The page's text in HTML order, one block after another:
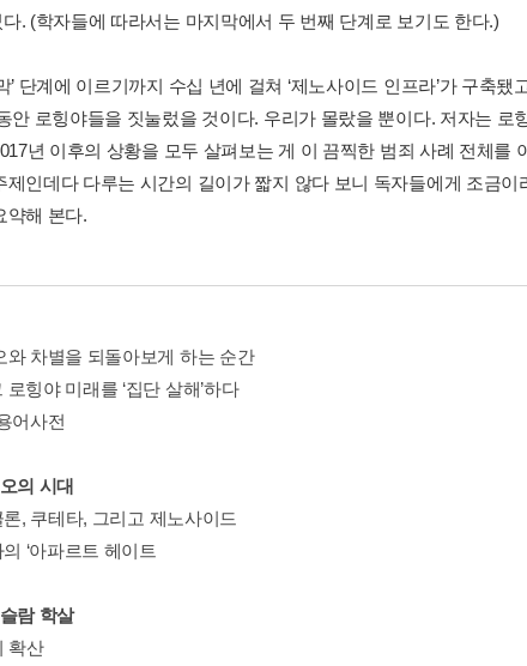
. (학자들에 따라서는 마지막에서 두 번째 단계로 보기도 한다.)
’ 단계에 이르기까지 수십 년에 걸쳐 ‘제노사이드 인프라’가 구축
안 로힝야들을 짓눌렀을 것이다. 우리가 몰랐을 뿐이다. 저자는 로
년 이후의 상황을 모두 살펴보는 게 이 끔찍한 범죄 사례 전체를
제인데다 다루는 시간의 길이가 짧지 않다 보니 독자들에게 조금
약해 본다.
와 차별을 되돌아보게 하는 순간
로힝야 미래를 ‘집단 살해’하다
어사전
의 시대
, 쿠테타, 그리고 제노사이드
‘아파르트 헤이트
람 학살
확산